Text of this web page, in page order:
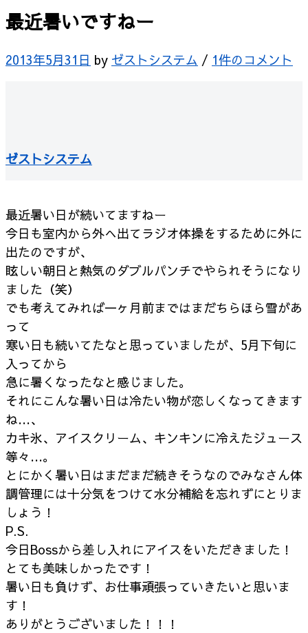
最近暑いですねー
2013年5月31日 by ゼストシステム / 1件のコメント
ゼストシステム
最近暑い日が続いてますねー
今日も室内から外へ出てラジオ体操をするために外に
出たのですが、
眩しい朝日と熱気のダブルパンチでやられそうになり
ました（笑）
でも考えてみれば一ヶ月前まではまだちらほら雪があ
って
寒い日も続いてたなと思っていましたが、5月下旬に
入ってから
急に暑くなったなと感じました。
それにこんな暑い日は冷たい物が恋しくなってきます
ね…、
カキ氷、アイスクリーム、キンキンに冷えたジュース
等々…。
とにかく暑い日はまだまだ続きそうなのでみなさん体
調管理には十分気をつけて水分補給を忘れずにとりま
しょう！
P.S.
今日Bossから差し入れにアイスをいただきました！
とても美味しかったです！
暑い日も負けず、お仕事頑張っていきたいと思いま
す！
ありがとうございました！！！